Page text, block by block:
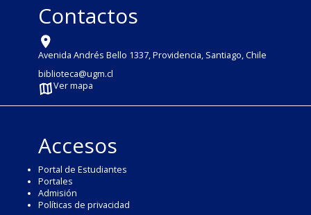
Contactos
Avenida Andrés Bello 1337, Providencia, Santiago, Chile
biblioteca@ugm.cl
Ver mapa
Accesos
Portal de Estudiantes
Portales
Admisión
Políticas de privacidad